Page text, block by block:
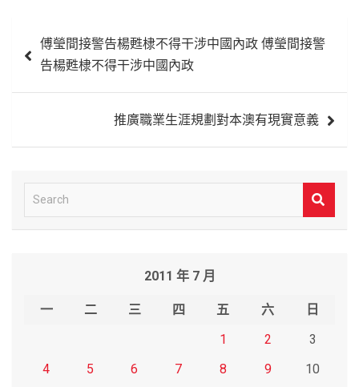
章 傅瑩間接警告楊甦棣不得干涉中國內政 傅瑩間接警
告楊甦棣不得干涉中國內政
推廣職業生涯規劃對本澳有現實意義
e
2011 年 7 月
一 二 三 四 五 六
日
1
2
3
4
5 6 7 8 9 10